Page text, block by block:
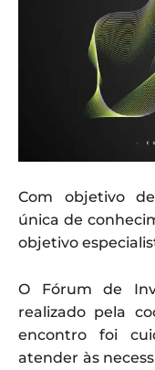
Com objetivo
única de
objetivo
O Fórum de
realizado pela
encontro foi
atender às